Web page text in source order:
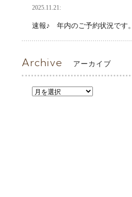
2025.11.21:
速報♪ 年内のご予約状況です。
Archive アーカイブ